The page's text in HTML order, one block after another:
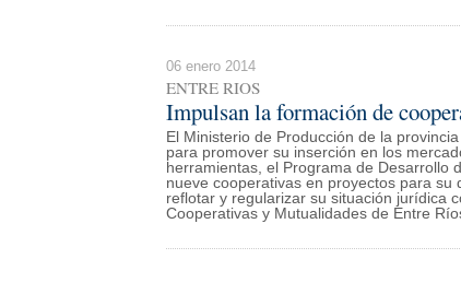
06 enero 2014
ENTRE RIOS
Impulsan la formación de
El Ministerio de Producción de la
para promover su inserción en los
herramientas, el Programa de Desarrollo
nueve cooperativas en proyectos para
reflotar y regularizar su situación jurídica
Cooperativas y Mutualidades de Entre